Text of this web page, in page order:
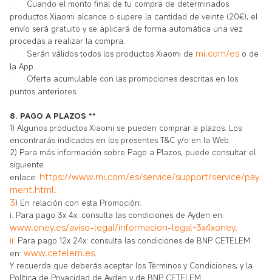
·
Cuando el monto final de tu compra de determinados
productos Xiaomi alcance o supere la cantidad de veinte (20€), el
envío será gratuito y se aplicará de forma automática una vez
procedas a realizar la compra.
·
Serán válidos todos los productos Xiaomi de mi.com/es o de
la App.
·
Oferta acumulable con las promociones descritas en los
puntos anteriores.
8. PAGO A PLAZOS **
1) Algunos productos Xiaomi se pueden comprar a plazos. Los
encontrarás indicados en los presentes T&C y/o en la Web.
2) Para más información sobre Pago a Plazos, puede consultar el
siguiente
enlace: https://www.mi.com/es/service/support/service/pay
ment.html.
3) En relación con esta Promoción:
i. Para pago 3x 4x: consulta las condiciones de Ayden en:
www.oney.es/aviso-legal/informacion-legal-3x4xoney.
ii. Para pago 12x 24x: consulta las condiciones de BNP CETELEM
en: www.cetelem.es.
Y recuerda que deberás aceptar los Términos y Condiciones, y la
Política de Privacidad de Ayden y de BNP CETELEM.